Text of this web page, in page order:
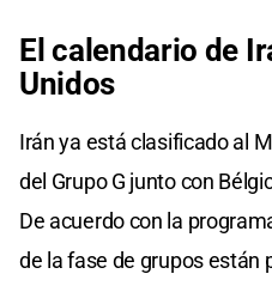
El calendario de
Unidos
Irán ya está clasificado al
del Grupo G junto con
De acuerdo con la
de la fase de grupos están